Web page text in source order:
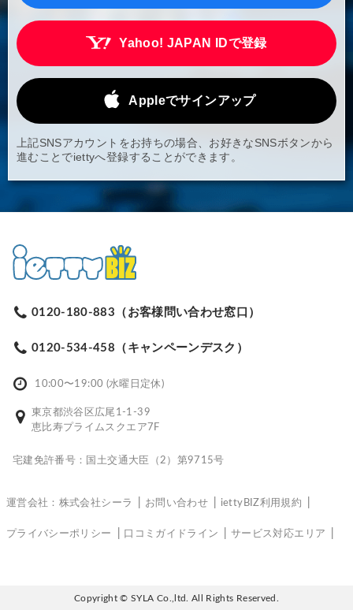
Yahoo! JAPAN IDで登録
Appleでサインアップ
上記SNSアカウントをお持ちの場合、お好きなSNSボタンから
進むことでiettyへ登録することができます。
0120-180-883（お客様問い合わせ窓口）
0120-534-458（キャンペーンデスク）
10:00〜19:00 (水曜日定休)
東京都渋谷区広尾1-1-39
恵比寿プライムスクエア7F
宅建免許番号：国土交通大臣（2）第9715号
運営会社：株式会社シーラ お問い合わせ iettyBIZ利用規約
プライバシーポリシー 口コミガイドライン サービス対応エリア
Copyright © SYLA Co.,ltd. All Rights Reserved.